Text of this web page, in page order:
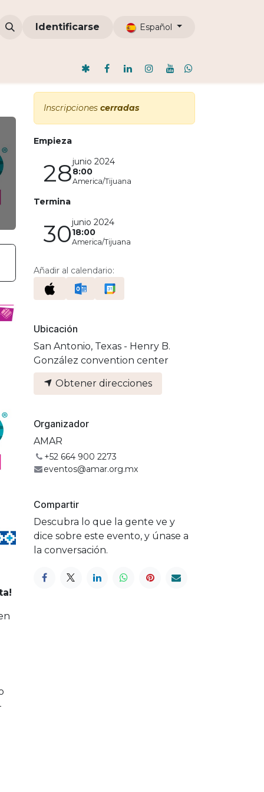
ODI Nosotros Blog
Identificarse Español
Inscripciones cerradas
Empieza
28junio 2024
8:00
America/Tijuana
Termina
30junio 2024
18:00
America/Tijuana
Añadir al calendario:
Ubicación
San Antonio, Texas - Henry B.
González convention center
Obtener direcciones
Organizador
AMAR
+52 664 900 2273
eventos@amar.org.mx
Compartir
Descubra lo que la gente ve y
dice sobre este evento, y únase a
la conversación.